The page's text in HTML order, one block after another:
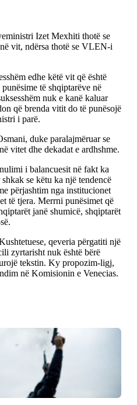
Izet Mexhiti thotë se
vit, ndërsa thotë se VLEN-i
edhe këtë vit që është
të shqiptarëve në
nuk e kanë kaluar
që brenda vitit do të punësojë
i parë.
duke paralajmëruar se
vitet dhe dekadat e ardhshme.
i balancuesit në fakt ka
se këtu ka një tendencë
përjashtim nga institucionet
të tjera. Merrni punësimet që
janë shumicë, shqiptarët
qeveria përgatiti një
zyrtarisht nuk është bërë
tekstin. Ky propozim-ligj,
në Komisionin e Venecias.